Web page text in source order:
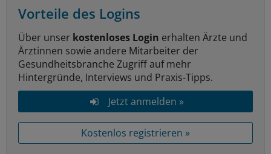
Vorteile des Logins
Über unser kostenloses Login erhalten Ärzte und
Ärztinnen sowie andere Mitarbeiter der
Gesundheitsbranche Zugriff auf mehr
Hintergründe, Interviews und Praxis-Tipps.
Jetzt anmelden »
Kostenlos registrieren »